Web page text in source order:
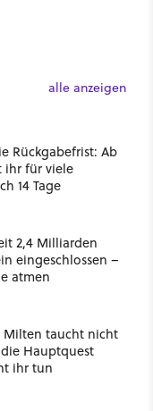
alle anzeigen
Rückgabefrist: Ab
ihr für viele
14 Tage
2,4 Milliarden
eingeschlossen –
atmen
Milten taucht nicht
Hauptquest
ihr tun